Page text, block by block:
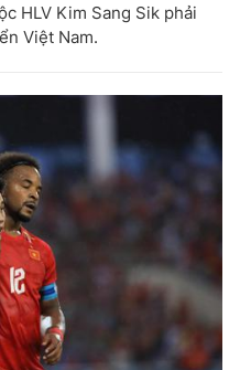
HLV Kim Sang Sik phải
Việt Nam.